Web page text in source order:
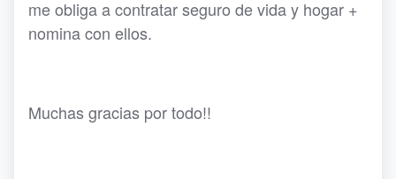
me obliga a contratar seguro de vida y hogar +
nomina con ellos.
Muchas gracias por todo!!